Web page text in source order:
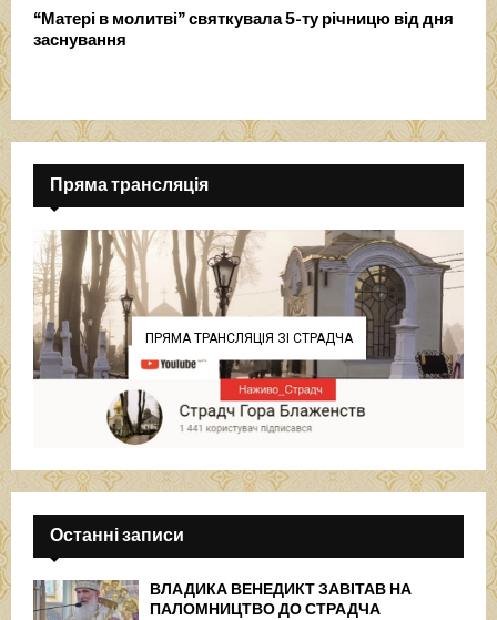
“Матері в молитві” святкувала 5-ту річницю від дня
заснування
Пряма трансляція
ПРЯМА ТРАНСЛЯЦІЯ ЗІ СТРАДЧА
Останні записи
ВЛАДИКА ВЕНЕДИКТ ЗАВІТАВ НА
ПАЛОМНИЦТВО ДО СТРАДЧА